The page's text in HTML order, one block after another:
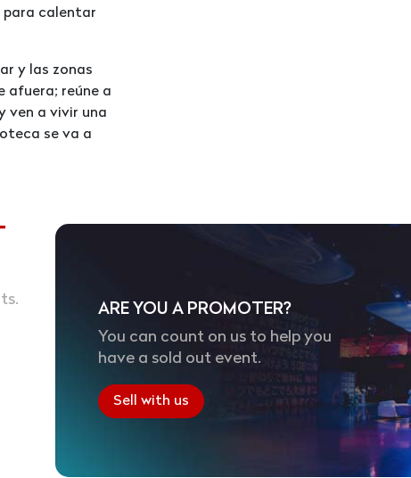
para calentar
y las zonas
afuera; reúne a
ven a vivir una
se va a
ARE YOU A PROMOTER?
You can count on us to help you
have a sold out event.
Sell with us